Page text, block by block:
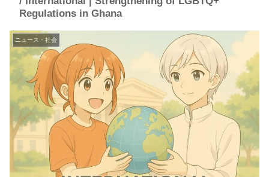
Regulations in Ghana
ニュース・社会